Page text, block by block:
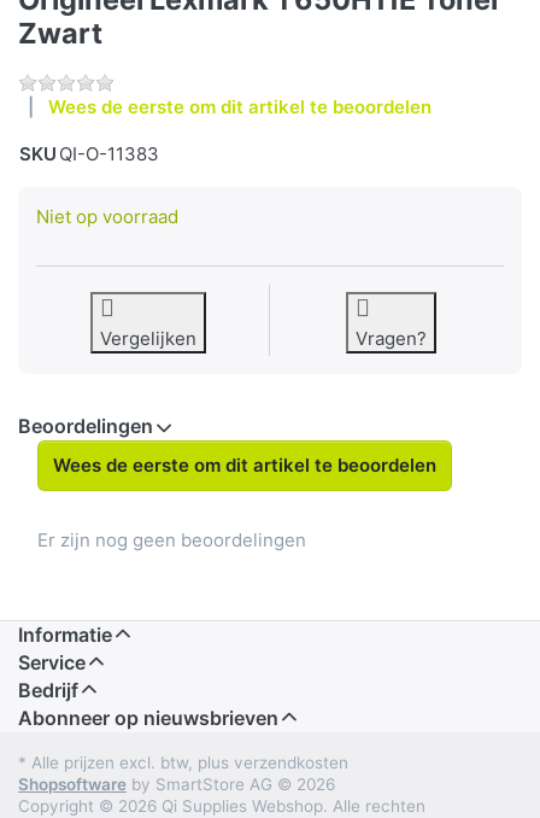
Zwart
Wees de eerste om dit artikel te beoordelen
SKU QI-O-11383
Niet op voorraad
Vergelijken Vragen?
Beoordelingen
Wees de eerste om dit artikel te beoordelen
Er zijn nog geen beoordelingen
Informatie
Service
Bedrijf
Abonneer op nieuwsbrieven
* Alle prijzen excl. btw, plus verzendkosten
Shopsoftware by SmartStore AG © 2026
Copyright © 2026 Qi Supplies Webshop. Alle rechten